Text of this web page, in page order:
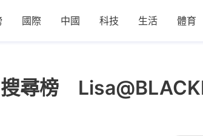
國際 中國 科技 生活 體育
尋榜